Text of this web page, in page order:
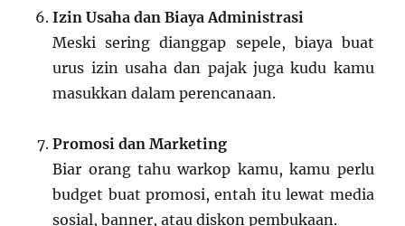
Izin Usaha dan Biaya Administrasi
Meski sering dianggap sepele, biaya buat
urus izin usaha dan pajak juga kudu kamu
masukkan dalam perencanaan.
Promosi dan Marketing
Biar orang tahu warkop kamu, kamu perlu
budget buat promosi, entah itu lewat media
sosial, banner, atau diskon pembukaan.